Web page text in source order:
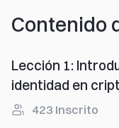
Contenido
Lección 1:
identidad en
423 Inscrito